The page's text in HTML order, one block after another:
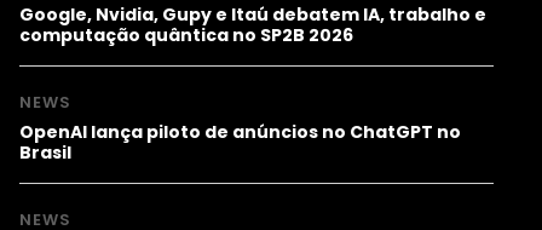
Google, Nvidia, Gupy e Itaú debatem IA, trabalho e
computação quântica no SP2B 2026
NEWS
OpenAI lança piloto de anúncios no ChatGPT no
Brasil
NEWS